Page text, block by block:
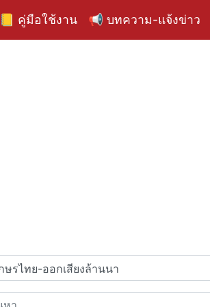
📒 คู่มือใช้งาน 📢 บทความ-แจ้งข่าว